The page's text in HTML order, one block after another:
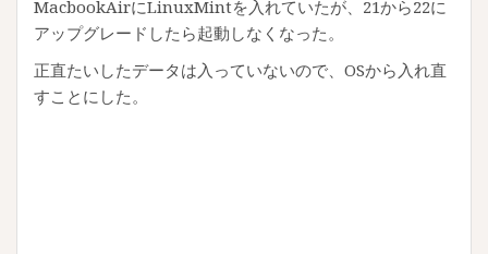
MacbookAirにLinuxMintを入れていたが、21から22に
アップグレードしたら起動しなくなった。
正直たいしたデータは入っていないので、OSから入れ直
すことにした。